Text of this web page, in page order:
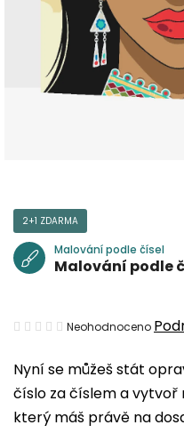
Nyní se můžeš stát
číslo za číslem a
který máš právě na
2+1 ZDARMA
Malování podle čísel
Malování podle
Průměrné
produktu
je
0,0
Neohodnoceno